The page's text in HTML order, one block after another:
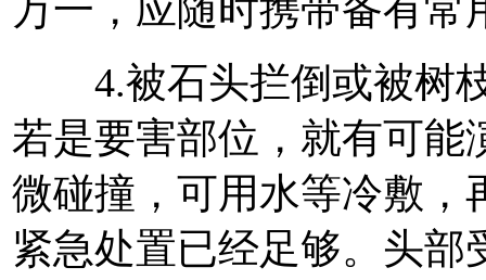
万一，应随时携带备有常
4.被石头拦倒或被树枝
若是要害部位，就有可能
微碰撞，可用水等冷敷，
紧急处置已经足够。头